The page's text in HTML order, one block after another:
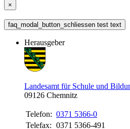
×
faq_modal_button_schliessen test text
Herausgeber
Landesamt für Schule und
09126 Chemnitz
Telefon: 0371 5366-0
Telefax: 0371 5366-491